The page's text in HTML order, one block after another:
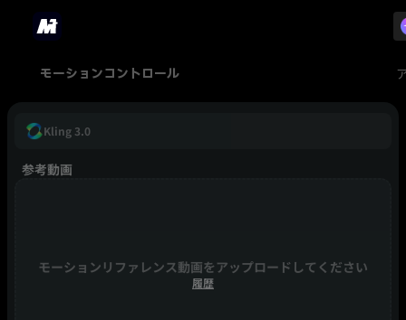
モーションコントロール
Kling 3.0
参考動画
モーションリファレンス動画をアップロードしてください
履歴